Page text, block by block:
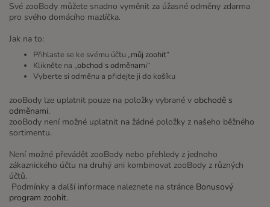
Své zooBody můžete snadno vyměnit za úžasné odměny zdarma
pro svého domácího mazlíčka.
Jak na to:
Přihlaste se ke svému účtu „můj zoohit“
Klikněte na „obchod s odměnami“
Vyberte si odměnu a přidejte ji do košíku
zooBody lze uplatnit pouze na položky vybrané v obchodě s
odměnami.
zooBody není možné uplatnit na žádné položky z našeho běžného
sortimentu.
Není možné převádět zooBody nebo přehledy z jednoho
zákaznického účtu na druhý ani kombinovat zooBody z různých
účtů.
Podmínky a další informace naleznete na stránce Bonusový
program zoohit.